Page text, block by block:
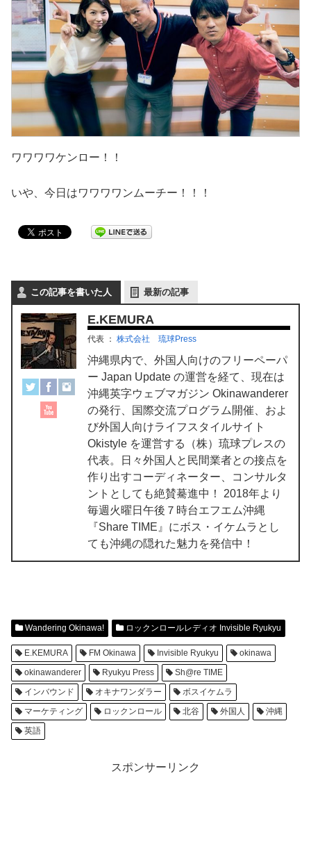
ワワワワケンロー！！
いや、今日はワワワワンムーチー！！！
この記事を書いた人 最新の記事
E.KEMURA
代表 ： 株式会社 琉球Press
沖縄県内で、外国人向けのフリーペーパ
ー Japan Update の運営を経て、現在は
沖縄英字ウェブマガジン Okinawanderer
の発行、国際交流プログラム開催、およ
び外国人向けライフスタイルサイト
Okistyle を運営する（株）琉球プレスの
代表。日々外国人と民間業者との接点を
作り出すコーディネーター、コンサルタ
ントとしても絶賛驀進中！ 2018年より
毎週火曜日午後７時台エフエム沖縄
『Share TIME』にボス・イケムラとし
ても沖縄の隠れた魅力を発信中！
Wandering Okinawa! ロックンロールレディオ Invisible Ryukyu
E.KEMURA FM Okinawa Invisible Ryukyu
okinawa
okinawanderer
Ryukyu Press
Sh@re TIME
インバウンド
オキナワンダラー
ボスイケムラ
マーケティング
ロックンロール 北谷 外国人
沖縄
英語
スポンサーリンク